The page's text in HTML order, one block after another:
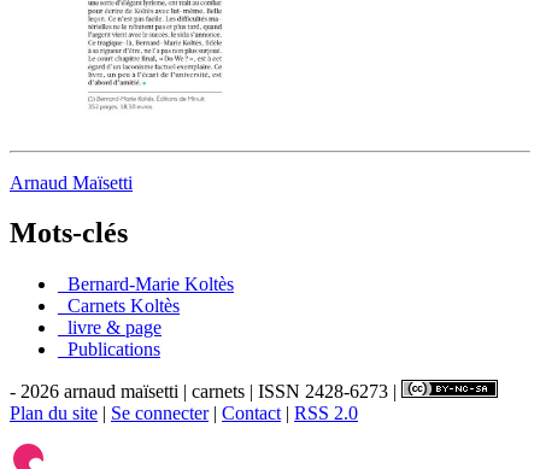
Arnaud Maïsetti
Mots-clés
_Bernard-Marie Koltès
_Carnets Koltès
_livre & page
_Publications
- 2026 arnaud maïsetti | carnets | ISSN 2428-6273 |
Plan du site | Se connecter| Contact | RSS 2.0